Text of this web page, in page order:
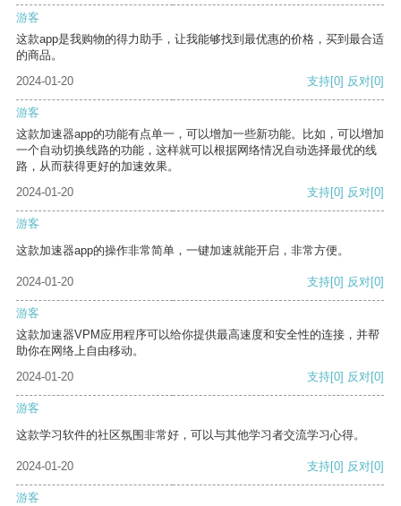
游客
这款app是我购物的得力助手，让我能够找到最优惠的价格，买到最合适
的商品。
2024-01-20
支持[0] 反对[0]
游客
这款加速器app的功能有点单一，可以增加一些新功能。比如，可以增加
一个自动切换线路的功能，这样就可以根据网络情况自动选择最优的线
路，从而获得更好的加速效果。
2024-01-20
支持[0] 反对[0]
游客
这款加速器app的操作非常简单，一键加速就能开启，非常方便。
2024-01-20 支持[0] 反对[0]
游客
这款加速器VPM应用程序可以给你提供最高速度和安全性的连接，并帮
助你在网络上自由移动。
2024-01-20
支持[0] 反对[0]
游客
这款学习软件的社区氛围非常好，可以与其他学习者交流学习心得。
2024-01-20 支持[0] 反对[0]
游客